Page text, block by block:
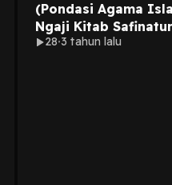
(Pondasi Agama
Ngaji Kitab
Bersama Sayyid
28 3 tahun lalu